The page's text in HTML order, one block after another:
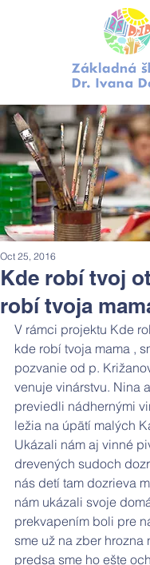
Kde robí tvoj
robí tvoja
Oct 25, 2016
V rámci projektu Kde
kde robí tvoja mama ,
pozvanie od p.
venuje vinárstvu. Nina
previedli nádhernými
ležia na úpätí malých
Ukázali nám aj vinné
drevených sudoch
nás detí tam dozrieva
nám ukázali svoje
prekvapením boli pre
sme už na zber hrozna
predsa sme ho ešte